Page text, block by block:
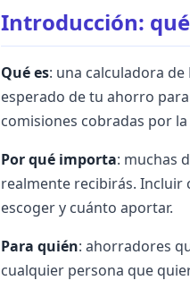
Introducción:
Qué es: una calculadora
esperado de tu ahorro
comisiones cobradas por
Por qué importa: muchas
realmente recibirás. Incluir
escoger y cuánto aportar.
Para quién: ahorradores
cualquier persona que